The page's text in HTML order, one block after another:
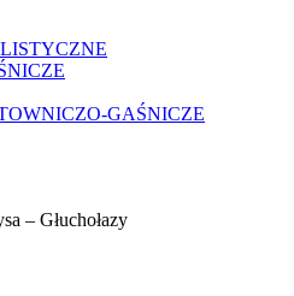
GAŚNICZE
– Głuchołazy